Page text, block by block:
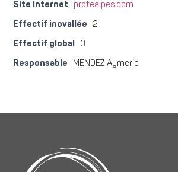
Site Internet protealpes.com
Effectif inovallée 2
Effectif global 3
Responsable MENDEZ Aymeric